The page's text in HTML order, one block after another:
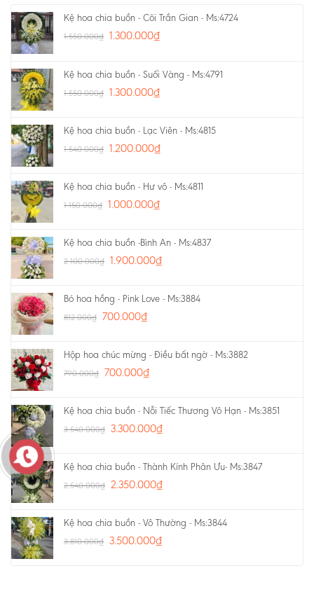
Kệ hoa chia buồn - Cõi Trần Gian - Ms:4724
1.550.000₫ 1.300.000₫
Kệ hoa chia buồn - Suối Vàng - Ms:4791
1.550.000₫ 1.300.000₫
Kệ hoa chia buồn - Lạc Viên - Ms:4815
1.540.000₫ 1.200.000₫
Kệ hoa chia buồn - Hư vô - Ms:4811
1.150.000₫ 1.000.000₫
Kệ hoa chia buồn -Bình An - Ms:4837
2.100.000₫ 1.900.000₫
Bó hoa hồng - Pink Love - Ms:3884
812.000₫ 700.000₫
Hộp hoa chúc mừng - Điều bất ngờ - Ms:3882
790.000₫ 700.000₫
Kệ hoa chia buồn - Nỗi Tiếc Thương Vô Hạn - Ms:3851
3.540.000₫ 3.300.000₫
Kệ hoa chia buồn - Thành Kính Phân Ưu- Ms:3847
2.540.000₫ 2.350.000₫
Kệ hoa chia buồn - Vô Thường - Ms:3844
3.810.000₫ 3.500.000₫